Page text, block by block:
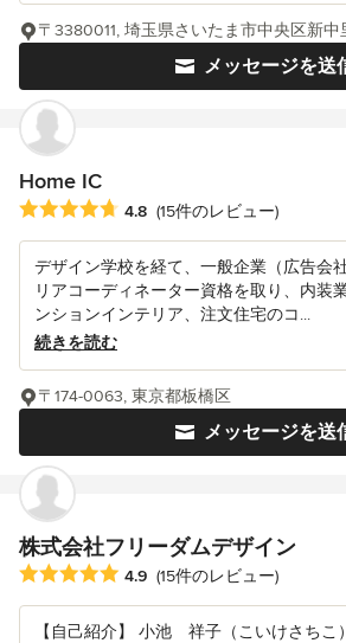
メッセージを送
〒3380011, 埼玉県さいたま市中央区新中
Home IC
平均評価：5つ星中 星4.8
4.8 (15件のレビュー)
デザイン学校を経て、一般企業（広告会
リアコーディネーター資格を取り、内装
ンションインテリア、注文住宅のコ...
続きを読む
メッセージを送
〒174-0063, 東京都板橋区
株式会社フリーダムデザイン
平均評価：5つ星中 星4.9
4.9 (15件のレビュー)
【自己紹介】 小池 祥子（こいけさちこ